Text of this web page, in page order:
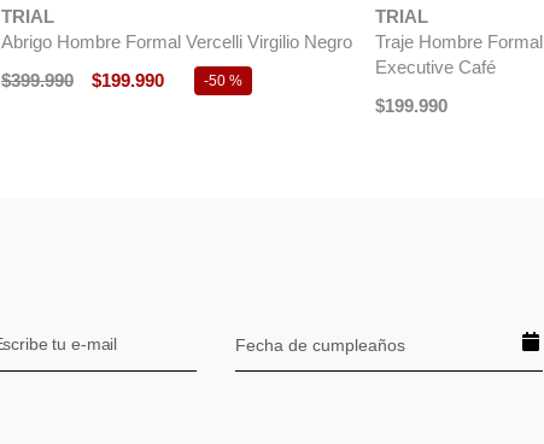
TRIAL
Abrigo Hombre Formal Vercelli Virgilio Negro
$399.990 $199.990 -50 %
TRIAL
Traje Hombre
Executive Café
$199.990